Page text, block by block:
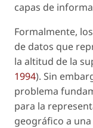
capas de
Formalmente,
de datos que
la altitud de la
1994). Sin
problema
para la
geográfico a